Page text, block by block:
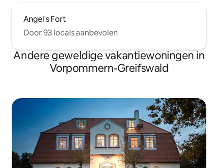
Angel's Fort
Door 93 locals aanbevolen
Andere geweldige vakantiewoningen in
Vorpommern-Greifswald